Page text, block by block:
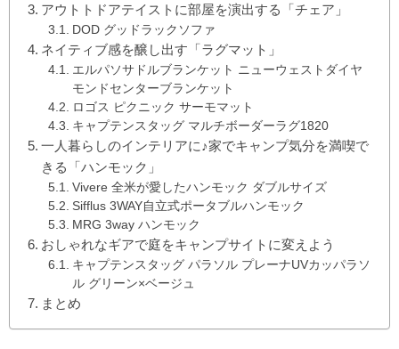
アウトトドアテイストに部屋を演出する「チェア」
DOD グッドラックソファ
ネイティブ感を醸し出す「ラグマット」
エルパソサドルブランケット ニューウェストダイヤ
モンドセンターブランケット
ロゴス ピクニック サーモマット
キャプテンスタッグ マルチボーダーラグ1820
一人暮らしのインテリアに♪家でキャンプ気分を満喫で
きる「ハンモック」
Vivere 全米が愛したハンモック ダブルサイズ
Sifflus 3WAY自立式ポータブルハンモック
MRG 3way ハンモック
おしゃれなギアで庭をキャンプサイトに変えよう
キャプテンスタッグ パラソル プレーナUVカッパラソ
ル グリーン×ベージュ
まとめ